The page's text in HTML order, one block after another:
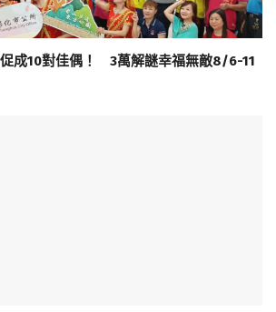
成10對佳偶！ 3萬解謎幸福無敵8/6-11